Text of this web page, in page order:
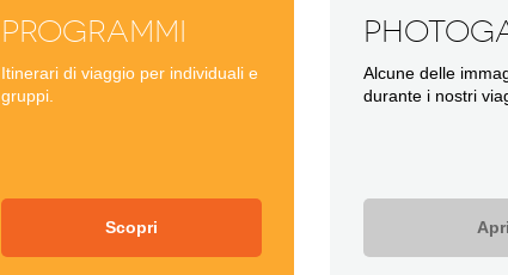
Programmi
Itinerari di viaggio per individuali e
gruppi.
Scopri
Alcune delle
durante i nostri
Apri